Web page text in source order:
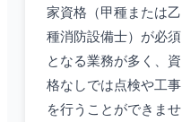
家資格（甲種または乙
種消防設備士）が必須
となる業務が多く、資
格なしでは点検や工事
を行うことができませ